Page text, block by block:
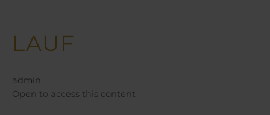
LAUF
admin
Open to access this content
Lauf